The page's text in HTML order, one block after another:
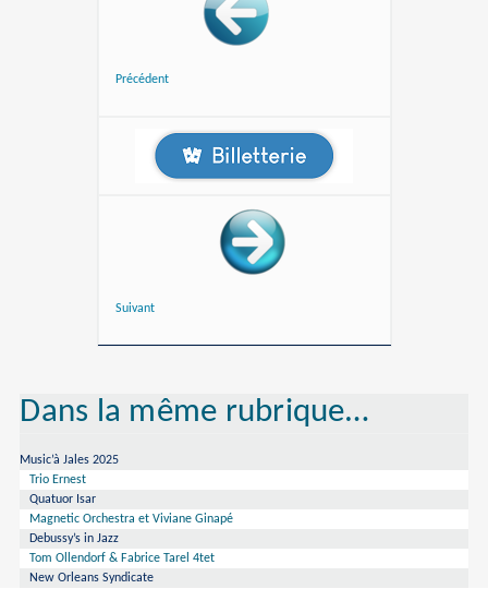
Précédent
Suivant
Dans la même rubrique…
Music’à Jales 2025
Trio Ernest
Quatuor Isar
Magnetic Orchestra et Viviane Ginapé
Debussy’s in Jazz
Tom Ollendorf & Fabrice Tarel 4tet
New Orleans Syndicate